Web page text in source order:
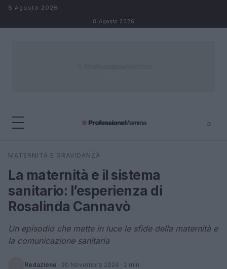
Salta al contenuto
8 Agosto 2026
8 Agosto 2026
⌕
Cerca
MATERNITÀ E GRAVIDANZA
La maternità e il sistema
sanitario: l’esperienza di
Rosalinda Cannavò
Un episodio che mette in luce le sfide della maternità e
la comunicazione sanitaria
Redazione · 20 Novembre 2024 · 2 min